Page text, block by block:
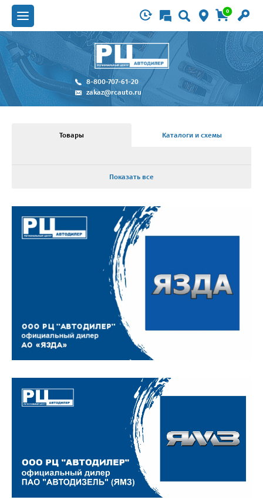
0
8-800-707-61-20
zakaz@rcauto.ru
Товары Каталоги и схемы
Показать все